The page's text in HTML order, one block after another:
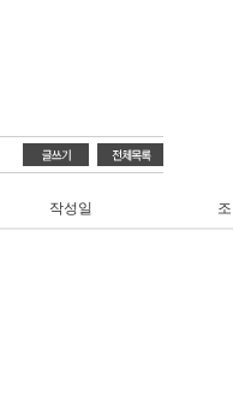
작성일